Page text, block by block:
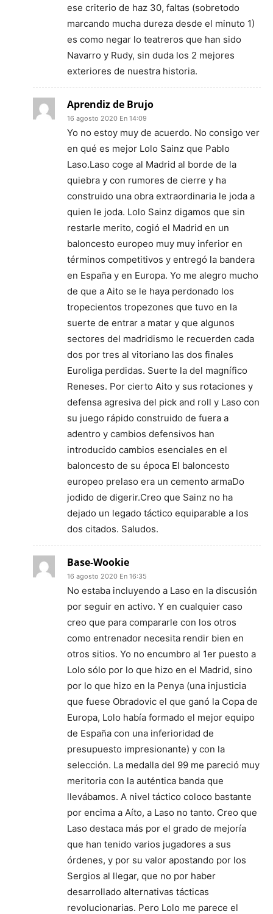
ese criterio de haz 30, faltas (sobretodo
marcando mucha dureza desde el minuto 1)
es como negar lo teatreros que han sido
Navarro y Rudy, sin duda los 2 mejores
exteriores de nuestra historia.
Aprendiz de Brujo
16 agosto 2020 En 14:09
Yo no estoy muy de acuerdo. No consigo ver
en qué es mejor Lolo Sainz que Pablo
Laso.Laso coge al Madrid al borde de la
quiebra y con rumores de cierre y ha
construido una obra extraordinaria le joda a
quien le joda. Lolo Sainz digamos que sin
restarle merito, cogió el Madrid en un
baloncesto europeo muy muy inferior en
términos competitivos y entregó la bandera
en España y en Europa. Yo me alegro mucho
de que a Aito se le haya perdonado los
tropecientos tropezones que tuvo en la
suerte de entrar a matar y que algunos
sectores del madridismo le recuerden cada
dos por tres al vitoriano las dos finales
Euroliga perdidas. Suerte la del magnífico
Reneses. Por cierto Aito y sus rotaciones y
defensa agresiva del pick and roll y Laso con
su juego rápido construido de fuera a
adentro y cambios defensivos han
introducido cambios esenciales en el
baloncesto de su época El baloncesto
europeo prelaso era un cemento armaDo
jodido de digerir.Creo que Sainz no ha
dejado un legado táctico equiparable a los
dos citados. Saludos.
Base-Wookie
16 agosto 2020 En 16:35
No estaba incluyendo a Laso en la discusión
por seguir en activo. Y en cualquier caso
creo que para compararle con los otros
como entrenador necesita rendir bien en
otros sitios. Yo no encumbro al 1er puesto a
Lolo sólo por lo que hizo en el Madrid, sino
por lo que hizo en la Penya (una injusticia
que fuese Obradovic el que ganó la Copa de
Europa, Lolo había formado el mejor equipo
de España con una inferioridad de
presupuesto impresionante) y con la
selección. La medalla del 99 me pareció muy
meritoria con la auténtica banda que
llevábamos. A nivel táctico coloco bastante
por encima a Aíto, a Laso no tanto. Creo que
Laso destaca más por el grado de mejoría
que han tenido varios jugadores a sus
órdenes, y por su valor apostando por los
Sergios al llegar, que no por haber
desarrollado alternativas tácticas
revolucionarias. Pero Lolo me parece el